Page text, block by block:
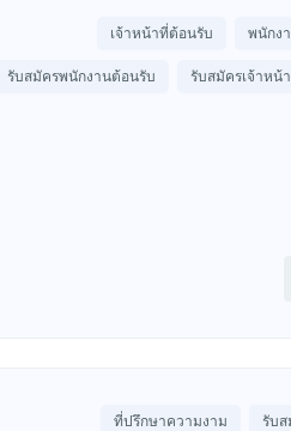
เจ้าหน้าที่ต้อนรับ พนักง
รับสมัครพนักงานต้อนรับ รับสมัครเจ้าหน้
ที่ปรึกษาความงาม รับส